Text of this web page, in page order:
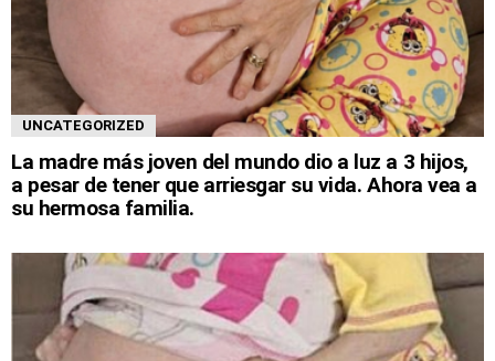
UNCATEGORIZED
La madre más joven del mundo dio a luz a 3 hijos,
a pesar de tener que arriesgar su vida. Ahora vea a
su hermosa familia.